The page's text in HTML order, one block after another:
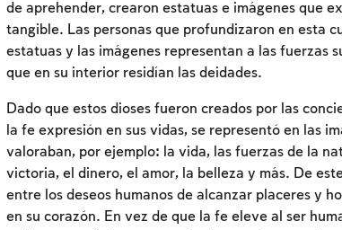
de aprehender, crearon estatuas e imágenes que
tangible. Las personas que profundizaron en esta
estatuas y las imágenes representan a las fuerzas
que en su interior residían las deidades.
Dado que estos dioses fueron creados por las
la fe expresión en sus vidas, se representó en las
valoraban, por ejemplo: la vida, las fuerzas de la
victoria, el dinero, el amor, la belleza y más. De
entre los deseos humanos de alcanzar placeres y
en su corazón. En vez de que la fe eleve al ser
Inscripcion
Para marcar lo estudiado
cuenta o inscribirse.